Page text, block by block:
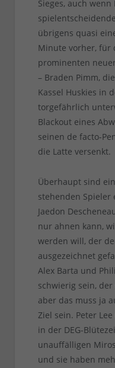
Sieges, auch
übrigens quasi
Minute vorher, für
prominenten
– Braden Pimm,
Kassel Huskies in
torgefährlich
Blackout eines
seinen de facto-
die Latte versenkt.
Überhaupt sind
stehenden Spieler
Jaedon
nur ahnen kann,
werden will, der
ausgezeichnet
Alex Barta und
schwierig sein,
aber das muss ja
Ziel sein. Peter
in der DEG-
unauffälligen
und sie haben